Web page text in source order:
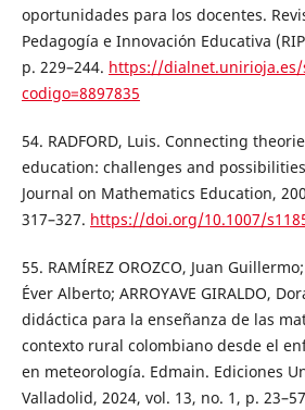
oportunidades para los docentes.
Pedagogía e Innovación Educativa
p. 229–244. https://
codigo=8897835
54. RADFORD, Luis. Connecting
education: challenges and
Journal on Mathematics Education,
317–327. https://doi.org/10.1007/
55. RAMÍREZ OROZCO, Juan Guillermo;
Éver Alberto; ARROYAVE GIRALDO,
didáctica para la enseñanza de las
contexto rural colombiano desde el
en meteorología. Edmain. Ediciones
Valladolid, 2024, vol. 13, no. 1, p.